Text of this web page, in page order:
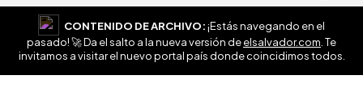
CONTENIDO DE ARCHIVO:¡Estás navegando en el
pasado! 🚀 Da el salto a la nueva versión deelsalvador.com . Te
invitamos a visitar el nuevo portal país donde coincidimos todos.